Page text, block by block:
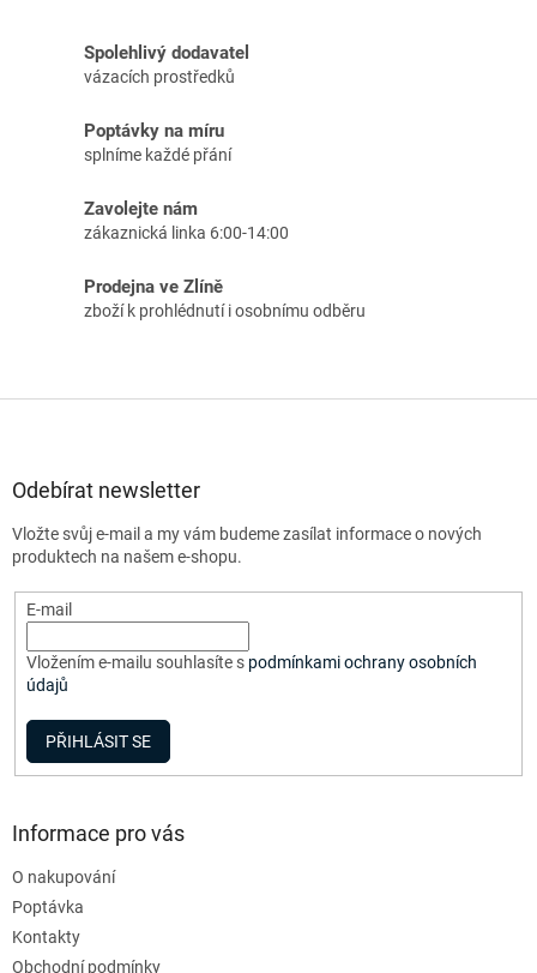
Spolehlivý dodavatel
vázacích prostředků
Poptávky na míru
splníme každé přání
Zavolejte nám
zákaznická linka 6:00-14:00
Prodejna ve Zlíně
zboží k prohlédnutí i osobnímu odběru
Odebírat newsletter
Vložte svůj e-mail a my vám budeme zasílat informace o nových
produktech na našem e-shopu.
E-mail
Vložením e-mailu souhlasíte s podmínkami ochrany osobních
údajů
PŘIHLÁSIT SE
Informace pro vás
O nakupování
Poptávka
Kontakty
Obchodní podmínky